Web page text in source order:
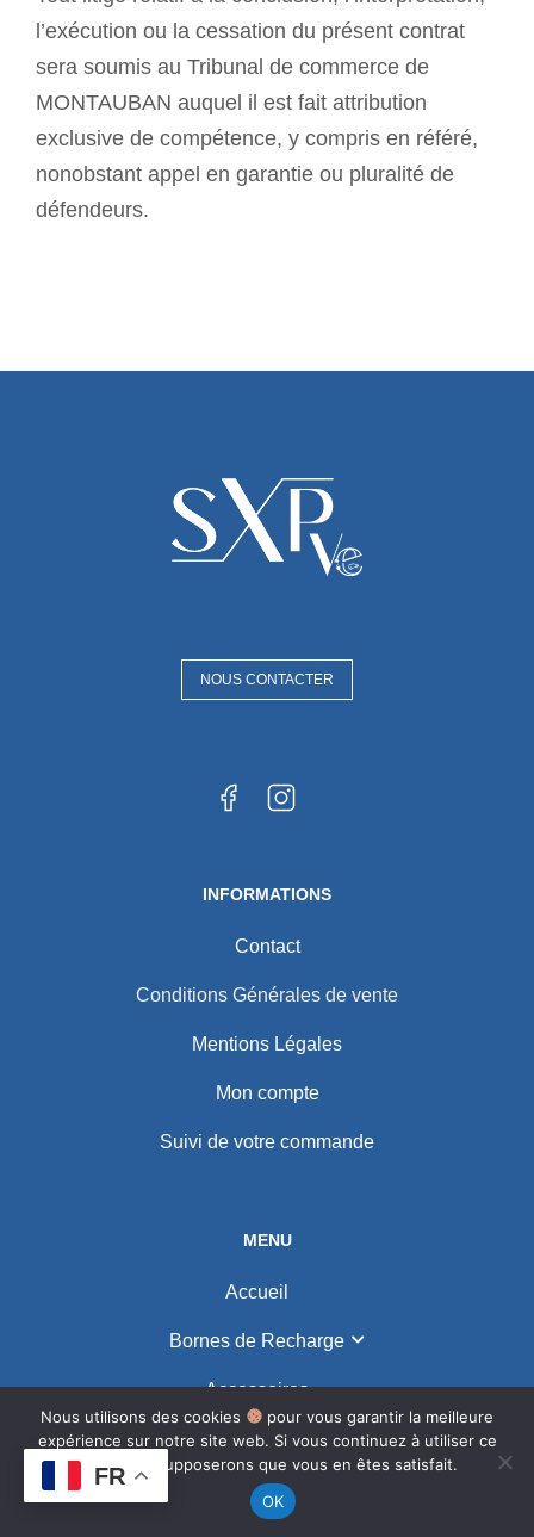
l’exécution ou la cessation du présent contrat
sera soumis au Tribunal de commerce de
MONTAUBAN auquel il est fait attribution
exclusive de compétence, y compris en référé,
nonobstant appel en garantie ou pluralité de
défendeurs.
NOUS CONTACTER
INFORMATIONS
Contact
Conditions Générales de vente
Mentions Légales
Mon compte
Suivi de votre commande
MENU
Accueil
Bornes de Recharge
Accessoires
Contact
FR
Nous utilisons des cookies
pour vous garantir la meilleure
expérience sur notre site web. Si vous continuez à utiliser ce
site, nous supposerons que vous en êtes satisfait.
OK